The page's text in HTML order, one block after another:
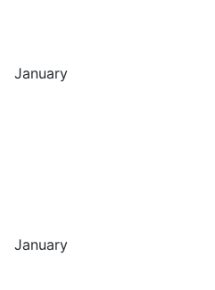
January
January